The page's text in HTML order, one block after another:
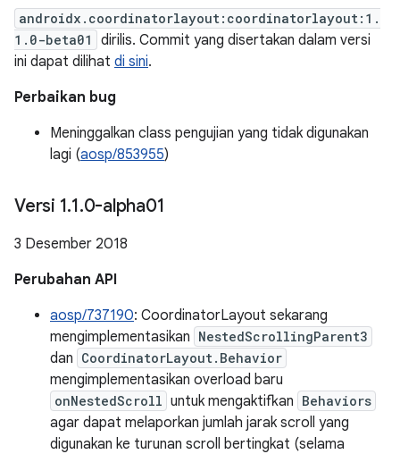
androidx.coordinatorlayout:coordinatorlayout:1.
1.0-beta01
dirilis. Commit yang disertakan dalam versi
ini dapat dilihat di sini.
Perbaikan bug
Meninggalkan class pengujian yang tidak digunakan
lagi (aosp/853955)
Versi 1.1.0-alpha01
3 Desember 2018
Perubahan API
aosp/737190: CoordinatorLayout sekarang
mengimplementasikan NestedScrollingParent3
dan CoordinatorLayout.Behavior
mengimplementasikan overload baru
onNestedScroll untuk mengaktifkan Behaviors
agar dapat melaporkan jumlah jarak scroll yang
digunakan ke turunan scroll bertingkat (selama